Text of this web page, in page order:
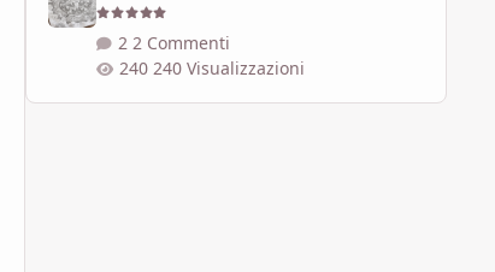
2 Commenti
240 Visualizzazioni